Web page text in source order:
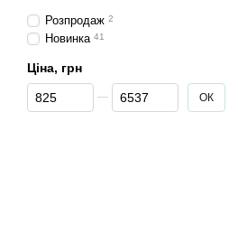
Розпродаж 2
Новинка 41
Ціна, грн
Від Ціна, грн
До Ціна, грн ОК